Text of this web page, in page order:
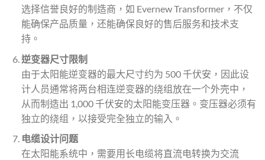
选择信誉良好的制造商，如 Evernew Transformer，不仅
能确保产品质量，还能确保良好的售后服务和技术支
持。
逆变器尺寸限制
由于太阳能逆变器的最大尺寸约为 500 千伏安，因此设
计人员通常将两台相连逆变器的绕组放在一个外壳中，
从而制造出 1,000 千伏安的太阳能变压器。变压器必须有
独立的绕组，以接受完全独立的输入。
电缆设计问题
在太阳能系统中，需要用长电缆将直流电转换为交流